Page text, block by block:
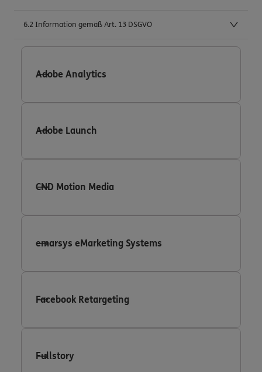
6.2 Information gemäß Art. 13 DSGVO
Adobe Analytics
Adobe Launch
CND Motion Media
emarsys eMarketing Systems
Facebook Retargeting
Fullstory